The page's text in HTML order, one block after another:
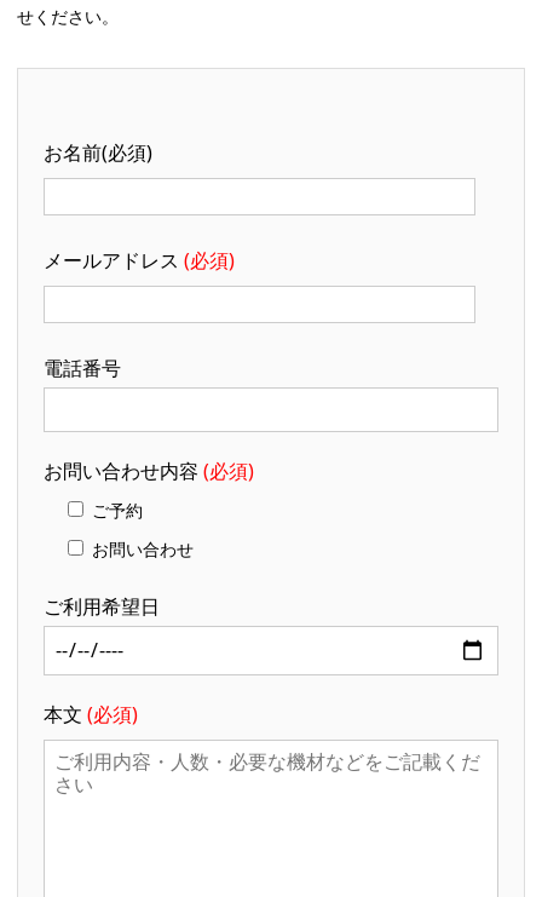
せください。
お名前(必須)
メールアドレス (必須)
電話番号
お問い合わせ内容 (必須)
ご予約
お問い合わせ
ご利用希望日
本文 (必須)